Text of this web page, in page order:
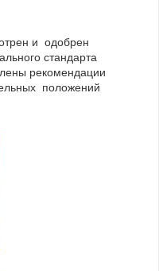
и одобрен
стандарта
рекомендации
положений